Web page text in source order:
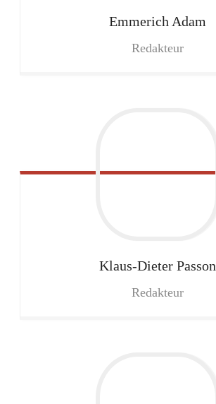
Emmerich Adam
Redakteur
Klaus-Dieter Passon
Redakteur